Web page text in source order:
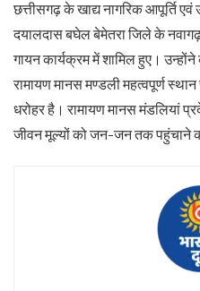
छत्तीसगढ़ के खाद्य नागरिक आपूर्ति एवं
दयालदास बघेल बेमेतरा जिले के
गायन कार्यक्रम में शामिल हुए।
रामायण मानस मण्डली महत्वपूर्ण
धरोहर है। रामायण मानस मंडलियां
जीवन मूल्यों को जन-जन तक पहुंचाने